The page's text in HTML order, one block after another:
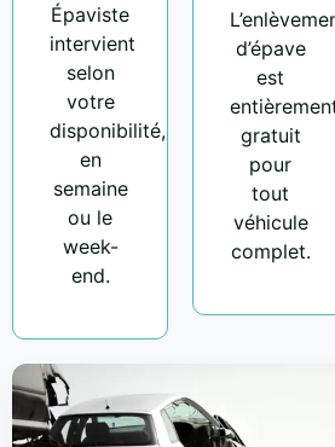
Épaviste
intervient
selon
votre
disponibilité,
en
semaine
ou le
week-
end.
d’épave
est
gratuit
pour
tout
véhicule
complet.